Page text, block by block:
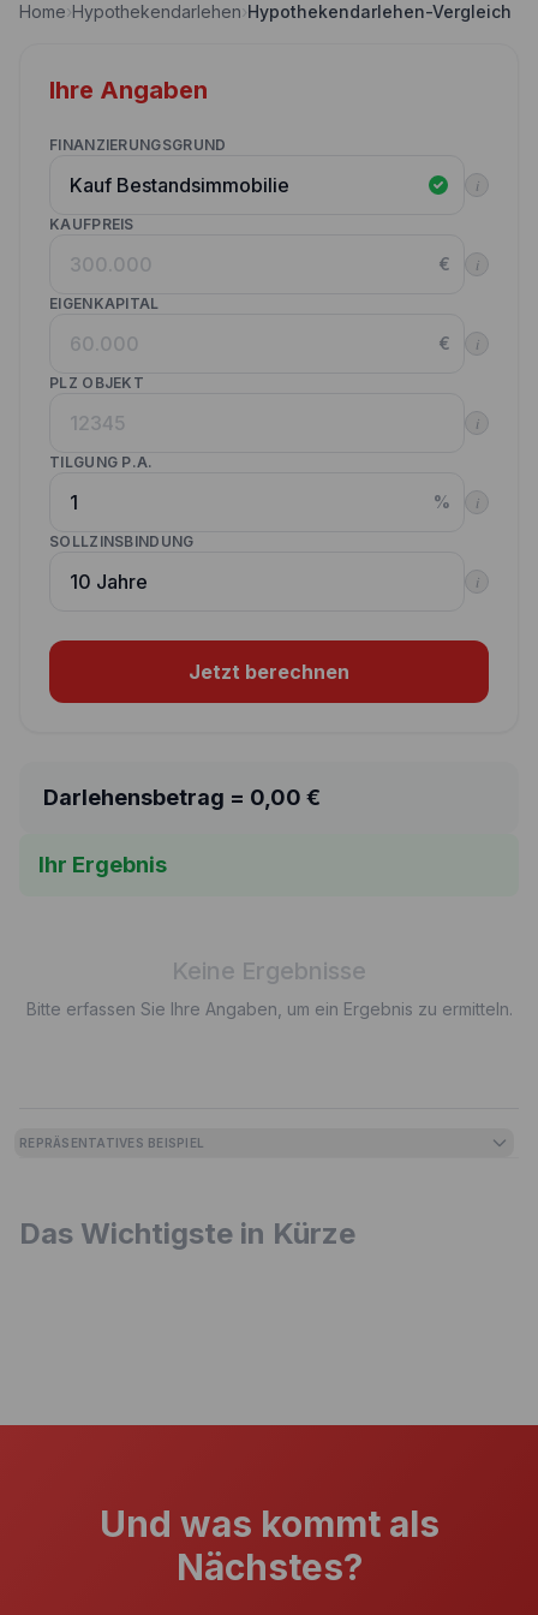
Nebenkostenrechner
Partner werden
Websitetools Baufinanzierung
Unsere Produktpartner
Kontakt
Home›Hypothekendarlehen›Hypothekendarlehen-Vergleich
Ihre Angaben
FINANZIERUNGSGRUND
i
KAUFPREIS
€ i
EIGENKAPITAL
€ i
PLZ OBJEKT
i
TILGUNG P.A.
% i
SOLLZINSBINDUNG
i
Jetzt berechnen
Darlehensbetrag = 0,00 €
Ihr Ergebnis
Keine Ergebnisse
Bitte erfassen Sie Ihre Angaben, um ein Ergebnis zu ermitteln.
REPRÄSENTATIVES BEISPIEL
Das Wichtigste in Kürze
Und was kommt als
Nächstes?